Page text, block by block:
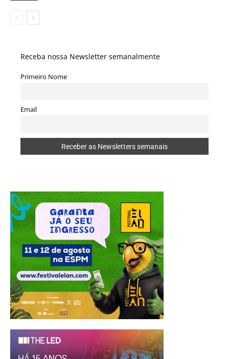
Receba nossa Newsletter semanalmente
Primeiro Nome
Email